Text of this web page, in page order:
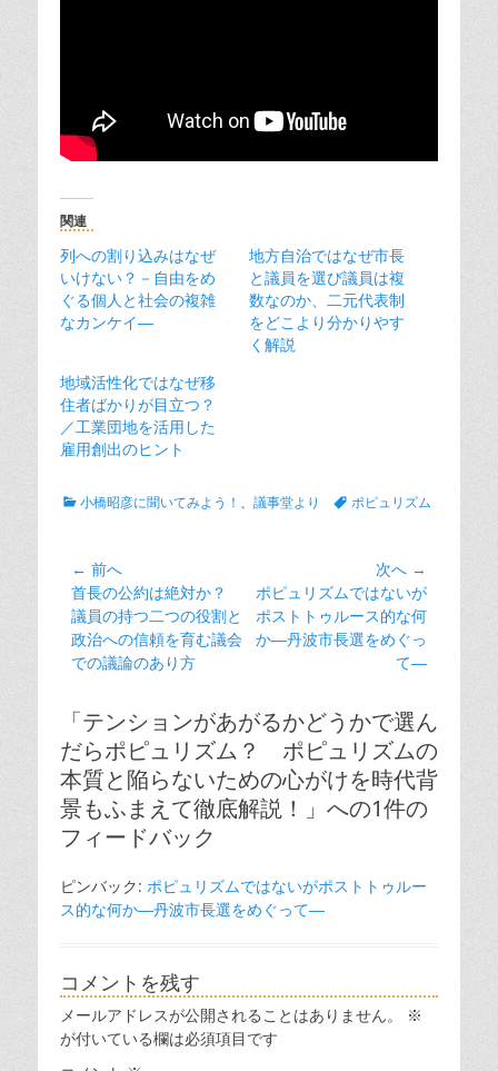
関連
列への割り込みはなぜ
いけない？－自由をめ
ぐる個人と社会の複雑
なカンケイ―
地方自治ではなぜ市長
と議員を選び議員は複
数なのか、二元代表制
をどこより分かりやす
く解説
地域活性化ではなぜ移
住者ばかりが目立つ？
／工業団地を活用した
雇用創出のヒント
カ 小橋昭彦に聞いてみよう！ 、 議事堂より
タ ポピュリズム
投
稿
ナ
ビ
ー
シ
ョ
ン
← 前へ
前
の
投
稿:
首長の公約は絶対か？
議員の持つ二つの役割と
政治への信頼を育む議会
での議論のあり方
次へ →
次
の
投
ポピュリズムではないが
ポストトゥルース的な何
か―丹波市長選をめぐっ
て―
「テンションがあがるかどうかで選ん
だらポピュリズム？ ポピュリズムの
本質と陥らないための心がけを時代背
景もふまえて徹底解説！」への1件の
フィードバック
ピンバック: ポピュリズムではないがポストトゥルー
ス的な何か―丹波市長選をめぐって―
コメントを残す
メールアドレスが公開されることはありません。
※
が付いている欄は必須項目です